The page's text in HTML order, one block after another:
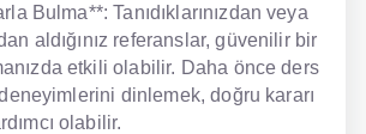
Bulma**: Tanıdıklarınızdan veya
aldığınız referanslar, güvenilir bir
etkili olabilir. Daha önce ders
dinlemek, doğru kararı
olabilir.